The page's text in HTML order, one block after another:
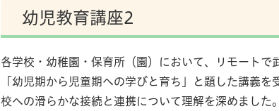
幼児教育講座2
各学校・幼稚園・保育所（園）において、リモート
「幼児期から児童期への学びと育ち」と題した講義
校への滑らかな接続と連携について理解を深めました